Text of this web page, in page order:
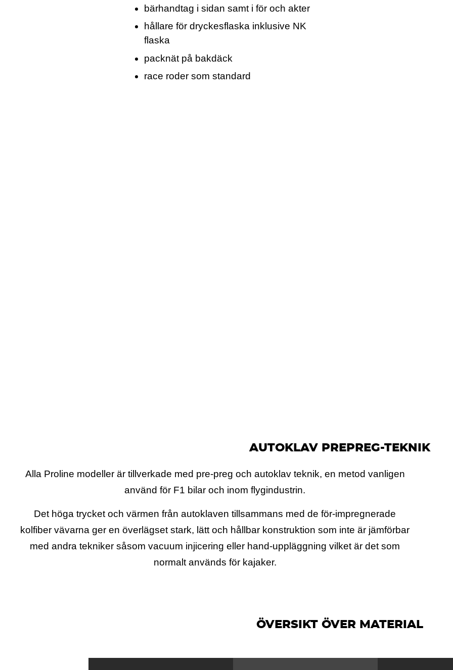
bärhandtag i sidan samt i för och akter
hållare för dryckesflaska inklusive NK
flaska
packnät på bakdäck
race roder som standard
AUTOKLAV PREPREG-TEKNIK
Alla Proline modeller är tillverkade med pre-preg och autoklav teknik, en metod vanligen
använd för F1 bilar och inom flygindustrin.
Det höga trycket och värmen från autoklaven tillsammans med de för-impregnerade
kolfiber vävarna ger en överlägset stark, lätt och hållbar konstruktion som inte är jämförbar
med andra tekniker såsom vacuum injicering eller hand-uppläggning vilket är det som
normalt används för kajaker.
ÖVERSIKT ÖVER MATERIAL